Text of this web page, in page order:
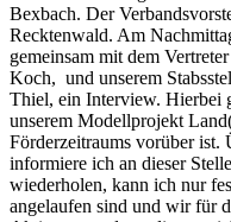
Bexbach. Der
Recktenwald. Am
gemeinsam mit dem
Koch, und unserem
Thiel, ein Interview. Hierbei
unserem Modellprojekt
Förderzeitraums vorüber
informiere ich an dieser
wiederholen, kann ich nur
angelaufen sind und wir für